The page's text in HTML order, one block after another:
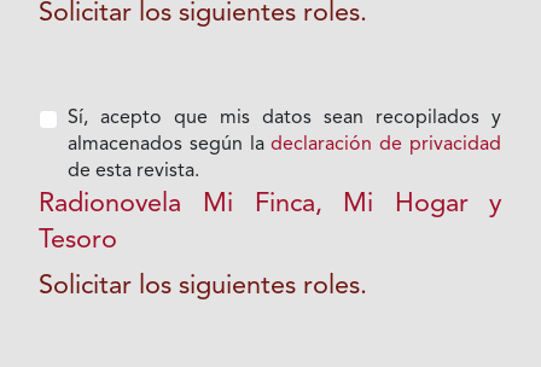
Solicitar los siguientes roles.
Sí, acepto que mis datos sean recopilados y
almacenados según ladeclaración de privacidad
de esta revista.
Radionovela Mi Finca, Mi Hogar y
Tesoro
Solicitar los siguientes roles.